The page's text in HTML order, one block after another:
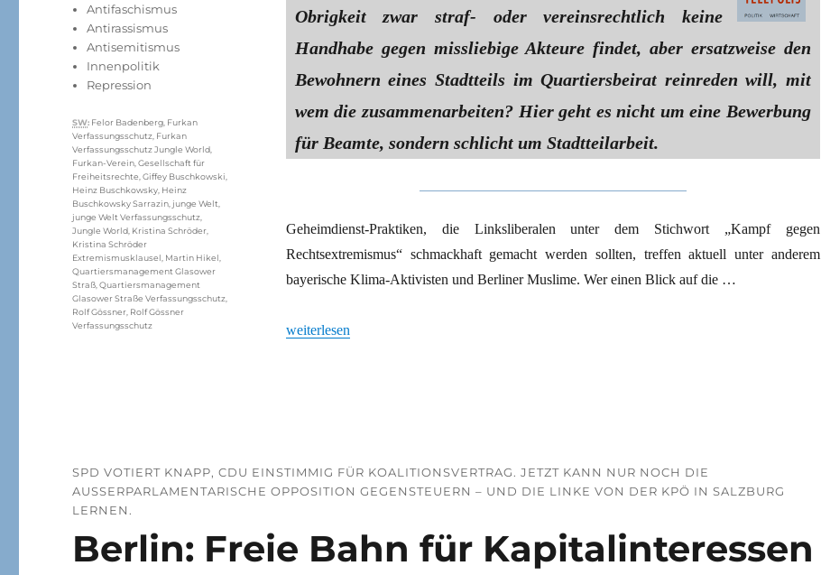
Obrigkeit zwar straf- oder vereinsrechtlich keine
Handhabe gegen missliebige Akteure findet, aber ersatzweise den
Bewohnern eines Stadtteils im Quartiersbeirat reinreden will, mit
wem die zusammenarbeiten? Hier geht es nicht um eine Bewerbung
für Beamte, sondern schlicht um Stadtteilarbeit.
Geheimdienst-Praktiken, die Linksliberalen unter dem Stichwort „Kampf gegen
Rechtsextremismus“ schmackhaft gemacht werden sollten, treffen aktuell unter anderem
bayerische Klima-Aktivisten und Berliner Muslime. Wer einen Blick auf die …
„Geheimdienst mit wachsender Macht: Wer schützt uns vor dem Verfassungsschutz?“
weiterlesen
Kategorien
Antifaschismus
Antirassismus
Antisemitismus
Innenpolitik
Repression
Schlagwörter
SW: Felor Badenberg Furkan
Verfassungsschutz Furkan
Verfassungsschutz Jungle World
Furkan-Verein ,Gesellschaft für
Freiheitsrechte ,Giffey Buschkowski
Heinz Buschkowsky Heinz
Buschkowsky Sarrazin junge Welt
junge Welt Verfassungsschutz
Jungle World Kristina Schröder
Kristina Schröder
Extremismusklausel Martin Hikel
Quartiersmanagement Glasower
Straß ,Quartiersmanagement
Glasower Straße Verfassungsschutz
Rolf Gössner Rolf Gössner
Verfassungsschutz
SPD VOTIERT KNAPP, CDU EINSTIMMIG FÜR KOALITIONSVERTRAG. JETZT KANN NUR NOCH DIE
AUSSERPARLAMENTARISCHE OPPOSITION GEGENSTEUERN – UND DIE LINKE VON DER KPÖ IN SALZBURG L
ERNEN.
Berlin: Freie Bahn für Kapitalinteressen